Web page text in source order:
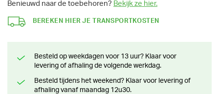
Benieuwd naar de toebehoren? Bekijk ze hier.
BEREKEN HIER JE TRANSPORTKOSTEN
Besteld op weekdagen voor 13 uur? Klaar voor
levering of afhaling de volgende werkdag.
Besteld tijdens het weekend? Klaar voor levering of
afhaling vanaf maandag 12u30.